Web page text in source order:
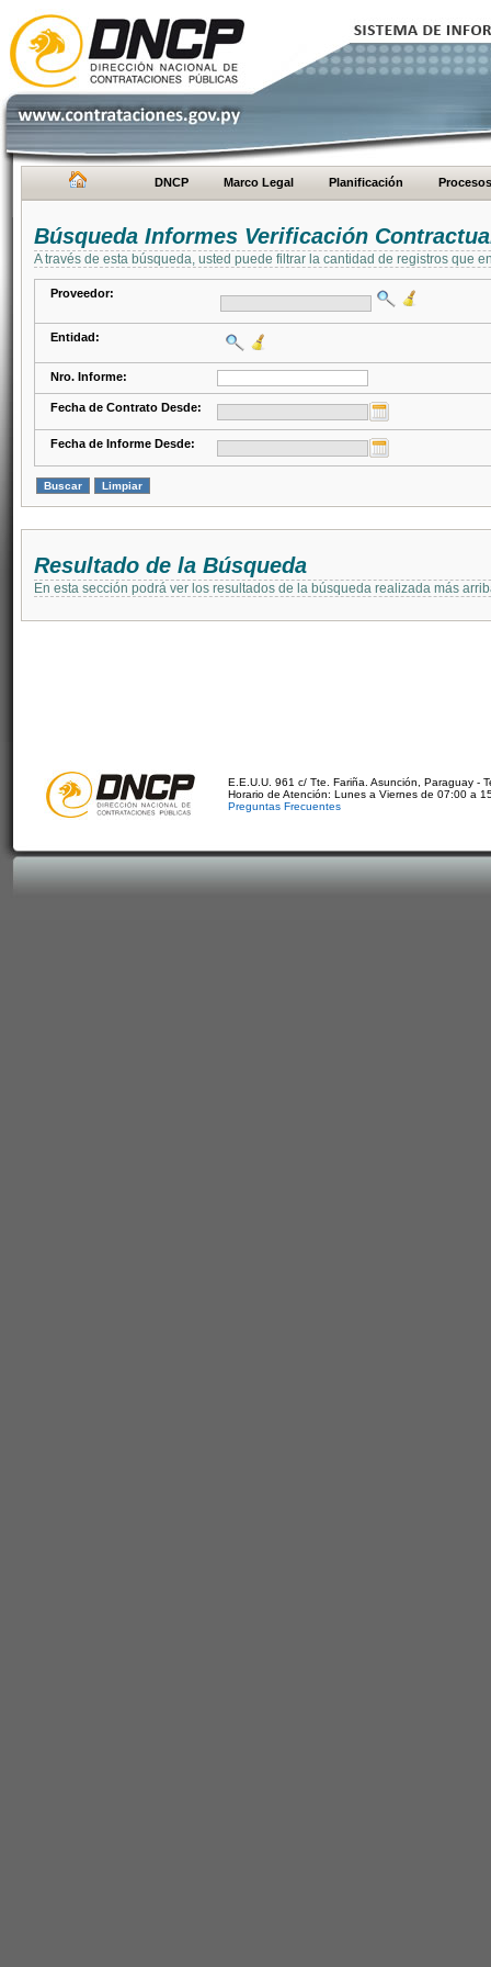
DNCP Marco Legal Planificación Procesos
Búsqueda Informes Verificación
A través de esta búsqueda, usted puede filtrar la cantidad de registros que
Proveedor:
Entidad:
Nro. Informe:
Fecha de Contrato Desde:
Fecha de Informe Desde:
Resultado de la Búsqueda
En esta sección podrá ver los resultados de la búsqueda realizada más
E.E.U.U. 961 c/ Tte. Fariña. Asunción, Paraguay -
Horario de Atención: Lunes a Viernes de 07:00 a
Preguntas Frecuentes